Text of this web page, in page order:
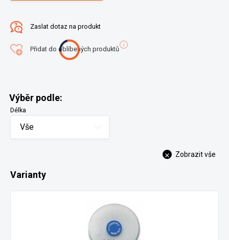
Zaslat dotaz na produkt
Přidat do oblíbených produktů
Výběr podle:
Délka
Vše
Zobrazit vše
Varianty